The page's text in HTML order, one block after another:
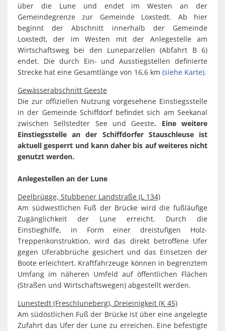
über die Lune und endet im Westen an der
Gemeindegrenze zur Gemeinde Loxstedt. Ab hier
beginnt der Abschnitt innerhalb der Gemeinde
Loxstedt, der im Westen mit der Anlegestelle am
Wirtschaftsweg bei den Luneparzellen (Abfahrt B 6)
endet. Die durch Ein- und Ausstiegstellen definierte
Strecke hat eine Gesamtlänge von 16,6 km (siehe Karte).
Gewässerabschnitt Geeste
Die zur offiziellen Nutzung vorgesehene Einstiegsstelle
in der Gemeinde Schiffdorf befindet sich am Seekanal
zwischen Sellstedter See und Geeste. Eine weitere
Einstiegsstelle an der Schiffdorfer Stauschleuse ist
aktuell gesperrt und kann daher bis auf weiteres nicht
genutzt werden.
Anlegestellen an der Lune
Deelbrügge, Stubbener Landstraße (L 134)
Am südwestlichen Fuß der Brücke wird die fußläufige
Zugänglichkeit der Lune erreicht. Durch die
Einstieghilfe, in Form einer dreistufigen Holz-
Treppenkonstruktion, wird das direkt betroffene Ufer
gegen Uferabbrüche gesichert und das Einsetzen der
Boote erleichtert. Kraftfahrzeuge können in begrenztem
Umfang im näheren Umfeld auf öffentlichen Flächen
(Straßen und Wirtschaftswegen) abgestellt werden.
Lunestedt (Freschluneberg), Dreieinigkeit (K 45)
Am südöstlichen Fuß der Brücke ist über eine angelegte
Zufahrt das Ufer der Lune zu erreichen. Eine befestigte